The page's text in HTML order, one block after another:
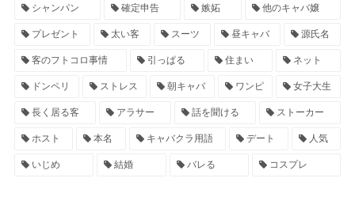
シャンパン 確定申告 嫉妬 他のキャバ嬢
プレゼント 太い客 スーツ 昼キャバ 源氏名
客のフトコロ事情 引っぱる 住まい ネット
ドンペリ ストレス 朝キャバ ワンピ 女子大生
長く居る客 アラサー 話を聞ける ストーカー
ホスト 本名 キャバクラ用語 デート 人気
いじめ 結婚 バレる コスプレ